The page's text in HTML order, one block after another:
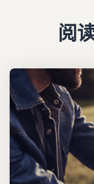
阅